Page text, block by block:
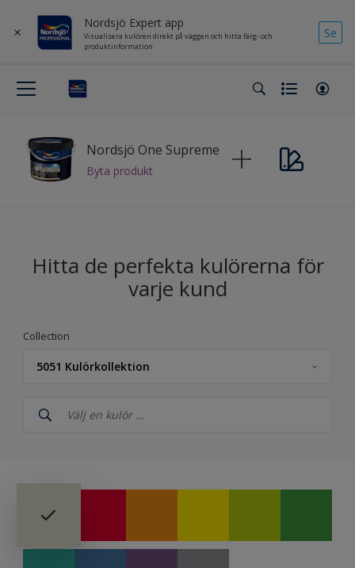
Nordsjö Expert app
Visualisera kulören direkt på väggen och hitta färg- och
produktinformation
Se
Nordsjö One Supreme
Byta produkt
Hitta de perfekta kulörerna för
varje kund
Collection
5051 Kulörkollektion
Nordsjö